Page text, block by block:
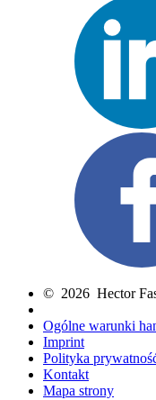
© 2026 Hector
Ogólne warunki
Imprint
Polityka
Kontakt
Mapa strony